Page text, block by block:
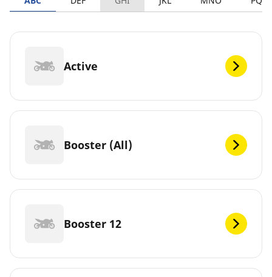
Active
Booster (All)
Booster 12